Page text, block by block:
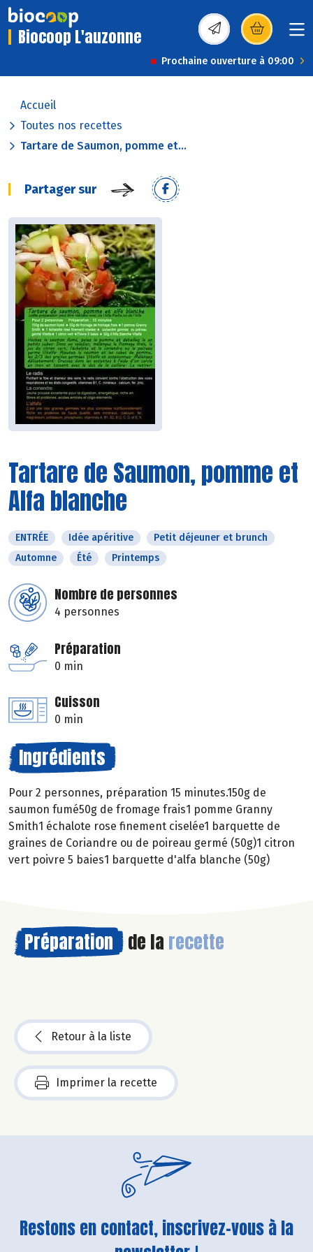
Biocoop L'auzonne (s’ouvre dans une
Prochaine ouverture à 09:00
Accueil
Toutes nos recettes
Tartare de Saumon, pomme et...
Partager sur
Tartare de Saumon, pomme et
Alfa blanche
ENTRÉE Idée apéritive
Petit déjeuner et brunch
Automne
Été Printemps
Nombre de personnes
4 personnes
Préparation
0 min
Cuisson
0 min
Ingrédients
Pour 2 personnes, préparation 15 minutes.150g de
saumon fumé50g de fromage frais1 pomme Granny
Smith1 échalote rose finement ciselée1 barquette de
graines de Coriandre ou de poireau germé (50g)1 citron
vert poivre 5 baies1 barquette d'alfa blanche (50g)
Préparation de la recette
Retour à la liste
Imprimer la recette
Restons en contact, inscrivez-vous à la